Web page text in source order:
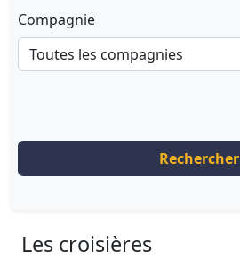
Compagnie
Toutes les compagnies
Rechercher
Les croisières